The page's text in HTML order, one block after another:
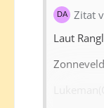
Zitat
Laut